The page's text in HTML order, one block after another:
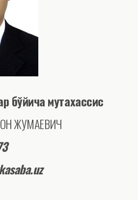
бўйича мутахассис
ЖУМАЕВИЧ